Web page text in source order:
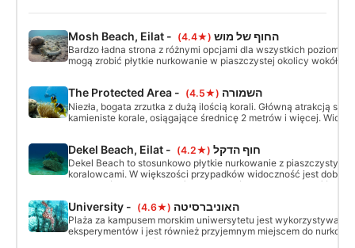
Mosh Beach, Eilat - החוף של מוש (★4.4)
Bardzo ładna strona z różnymi opcjami dla wszystkich
mogą zrobić płytkie nurkowanie w piaszczystej okolicy wokół
The Protected Area - השמורה (★4.5)
Niezła, bogata zrzutka z dużą ilością korali. Główną atrakcją są
kamieniste korale, osiągające średnicę 2 metrów i więcej.
Dekel Beach, Eilat - חוף הדקל (★4.2)
Dekel Beach to stosunkowo płytkie nurkowanie z piaszczystym
koralowcami. W większości przypadków widoczność jest dobra i
zauważyć z dużej odległości i popłynąć do nich. Głębokość
University - האוניברסיטה (★4.6)
Plaża za kampusem morskim uniwersytetu jest wykorzystywana
eksperymentów i jest również przyjemnym miejscem do
wszystkich poziomów zaawansowania. Jest tam ładny zrzut,